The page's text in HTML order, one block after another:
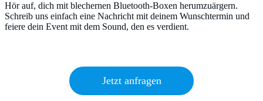
Hör auf, dich mit blechernen Bluetooth-Boxen herumzuärgern.
Schreib uns einfach eine Nachricht mit deinem Wunschtermin und
feiere dein Event mit dem Sound, den es verdient.
Jetzt anfragen